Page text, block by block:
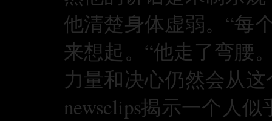
他清楚身体虚弱。“每
来想起。“他走了弯腰
力量和决心仍然会从
newsclips揭示一个人